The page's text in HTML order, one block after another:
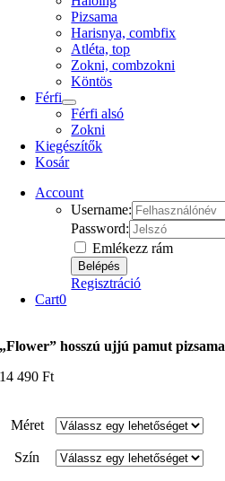
Pizsama
Harisnya, combfix
Atléta, top
Zokni, combzokni
Köntös
Férfi
Férfi alsó
Zokni
Kiegészítők
Kosár
Account
Username:
Password:
Emlékezz rám
Regisztráció
Cart0
„Flower” hosszú ujjú pamut pizsama
14 490Ft
Méret
Szín